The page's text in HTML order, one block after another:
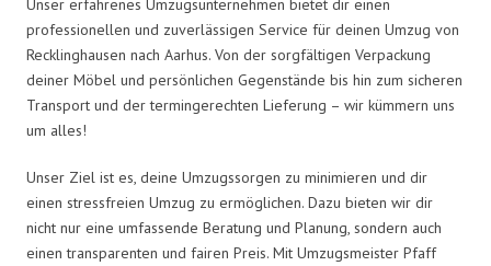
Unser erfahrenes Umzugsunternehmen bietet dir einen
professionellen und zuverlässigen Service für deinen Umzug von
Recklinghausen nach Aarhus. Von der sorgfältigen Verpackung
deiner Möbel und persönlichen Gegenstände bis hin zum sicheren
Transport und der termingerechten Lieferung – wir kümmern uns
um alles!
Unser Ziel ist es, deine Umzugssorgen zu minimieren und dir
einen stressfreien Umzug zu ermöglichen. Dazu bieten wir dir
nicht nur eine umfassende Beratung und Planung, sondern auch
einen transparenten und fairen Preis. Mit Umzugsmeister Pfaff